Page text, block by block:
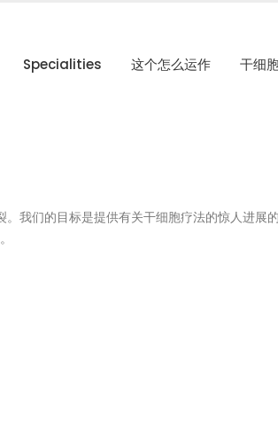
Specialities 这个怎么运作 干细
我们的目标是提供有关干细胞疗法的惊人进展